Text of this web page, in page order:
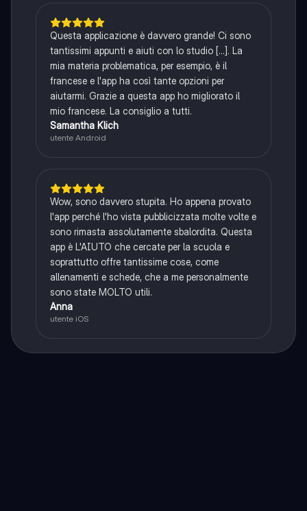
Questa applicazione è davvero grande! Ci sono
tantissimi appunti e aiuti con lo studio [...]. La
mia materia problematica, per esempio, è il
francese e l'app ha così tante opzioni per
aiutarmi. Grazie a questa app ho migliorato il
mio francese. La consiglio a tutti.
Samantha Klich
utente Android
Wow, sono davvero stupita. Ho appena provato
l'app perché l'ho vista pubblicizzata molte volte e
sono rimasta assolutamente sbalordita. Questa
app è L'AIUTO che cercate per la scuola e
soprattutto offre tantissime cose, come
allenamenti e schede, che a me personalmente
sono state MOLTO utili.
Anna
utente iOS